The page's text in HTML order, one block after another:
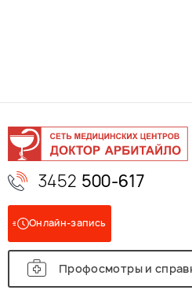
3452 500-617
Онлайн-запись
Профосмотры и